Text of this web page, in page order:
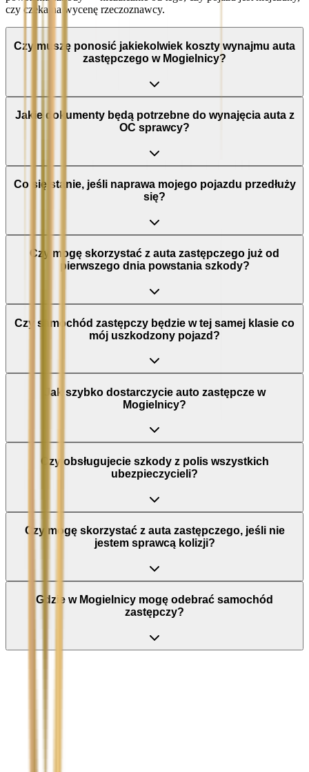
czy czeka na wycenę rzeczoznawcy.
Czy muszę ponosić jakiekolwiek koszty wynajmu auta
zastępczego w Mogielnicy?
Jakie dokumenty będą potrzebne do wynajęcia auta z
OC sprawcy?
Co się stanie, jeśli naprawa mojego pojazdu przedłuży
się?
Czy mogę skorzystać z auta zastępczego już od
pierwszego dnia powstania szkody?
Czy samochód zastępczy będzie w tej samej klasie co
mój uszkodzony pojazd?
Jak szybko dostarczycie auto zastępcze w
Mogielnicy?
Czy obsługujecie szkody z polis wszystkich
ubezpieczycieli?
Czy mogę skorzystać z auta zastępczego, jeśli nie
jestem sprawcą kolizji?
Gdzie w Mogielnicy mogę odebrać samochód
zastępczy?